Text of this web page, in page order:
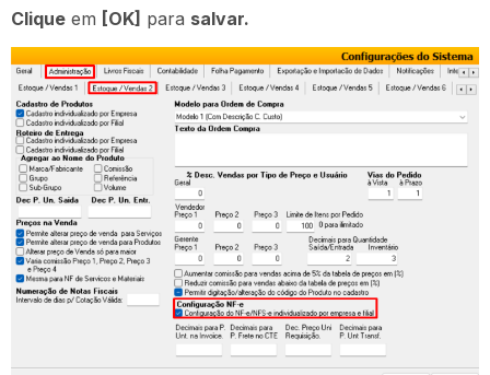
Clique em [OK] para salvar.